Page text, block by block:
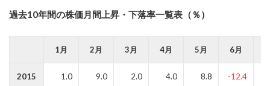
過去10年間の株価月間上昇・下落率一覧表（％）
1月 2月 3月 4月 5月 6月
2015 1.0 9.0 2.0 4.0 8.8 -12.4